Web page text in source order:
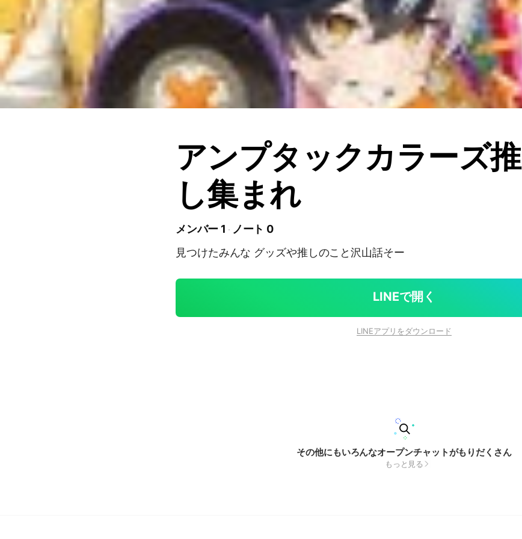
アンプタックカラーズ推
し集まれ
メンバー 1
ノート 0
見つけたみんな グッズや推しのこと沢山話そー
LINEで開く
LINEアプリをダウンロード
その他にもいろんなオープンチャットがもりだくさん
もっと見る